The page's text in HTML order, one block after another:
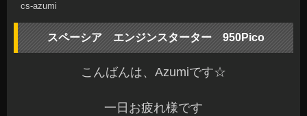
cs-azumi
スペーシア エンジンスターター 950Pico
こんばんは、Azumiです☆
一日お疲れ様です